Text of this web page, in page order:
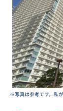
※写真は参考です。私